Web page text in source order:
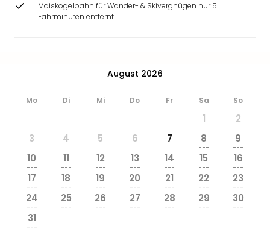
Maiskogelbahn für Wander- & Skivergnügen nur 5
Fahrminuten entfernt
August 2026
Mo Di Mi Do Fr Sa So
1
2
3
4 5 6 7 8
---
9
---
10
---
11
---
12
---
13
---
14
---
15
---
16
---
17
---
18
---
19
---
20
---
21
---
22
---
23
---
24
---
25
---
26
---
27
---
28
---
29
---
30
---
31
---